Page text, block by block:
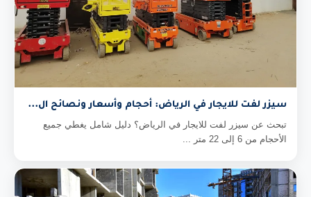
سيزر لفت للايجار في الرياض: أحجام وأسعار ونصائح ال...
تبحث عن سيزر لفت للايجار في الرياض؟ دليل شامل يغطي جميع
الأحجام من 6 إلى 22 متر ...